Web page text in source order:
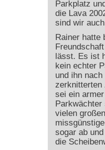
Parkplatz
die Lava
sind wir
Rainer hatte
lässt. Es ist
kein echter
und ihn
zerknitterten
sei ein
vielen
sogar ab
die